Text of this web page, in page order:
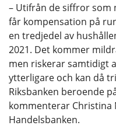
– Utifrån de siffror som
får kompensation på
en tredjedel av
2021. Det kommer
men riskerar samtidigt
ytterligare och kan då
Riksbanken beroende
kommenterar Christina
Handelsbanken.